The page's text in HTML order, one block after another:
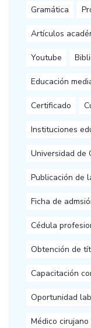
Gramática
Artículos
Youtube
Educación
Certificado
Instituciones
Universidad de
Publicación de
Ficha de
Cédula
Obtención de
Capacitación
Oportunidad
Médico